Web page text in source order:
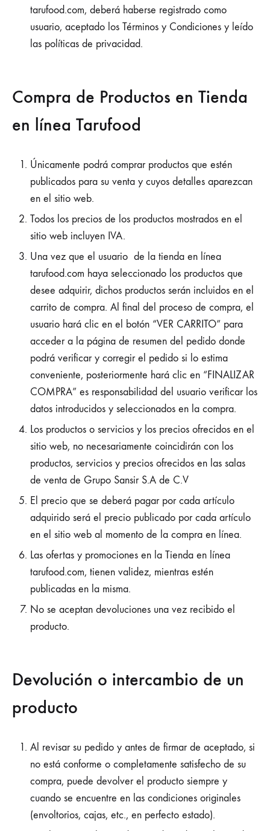
tarufood.com, deberá haberse registrado como
usuario, aceptado los Términos y Condiciones y leído
las políticas de privacidad.
Compra de Productos en Tienda
en línea Tarufood
Únicamente podrá comprar productos que estén
publicados para su venta y cuyos detalles aparezcan
en el sitio web.
Todos los precios de los productos mostrados en el
sitio web incluyen IVA.
Una vez que el usuario de la tienda en línea
tarufood.com haya seleccionado los productos que
desee adquirir, dichos productos serán incluidos en el
carrito de compra. Al final del proceso de compra, el
usuario hará clic en el botón “VER CARRITO” para
acceder a la página de resumen del pedido donde
podrá verificar y corregir el pedido si lo estima
conveniente, posteriormente hará clic en “FINALIZAR
COMPRA” es responsabilidad del usuario verificar los
datos introducidos y seleccionados en la compra.
Los productos o servicios y los precios ofrecidos en el
sitio web, no necesariamente coincidirán con los
productos, servicios y precios ofrecidos en las salas
de venta de Grupo Sansir S.A de C.V
El precio que se deberá pagar por cada artículo
adquirido será el precio publicado por cada artículo
en el sitio web al momento de la compra en línea.
Las ofertas y promociones en la Tienda en línea
tarufood.com, tienen validez, mientras estén
publicadas en la misma.
No se aceptan devoluciones una vez recibido el
producto.
Devolución o intercambio de un
producto
Al revisar su pedido y antes de firmar de aceptado, si
no está conforme o completamente satisfecho de su
compra, puede devolver el producto siempre y
cuando se encuentre en las condiciones originales
(envoltorios, cajas, etc., en perfecto estado).